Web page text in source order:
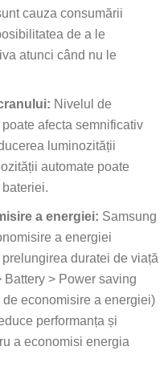
cauza consumării
de a le
atunci când nu le
Nivelul de
afecta semnificativ
luminozității
automate poate
a energiei: Samsung
a energiei
duratei de viață
> Power saving
economisire a energiei)
performanța și
a economisi energia